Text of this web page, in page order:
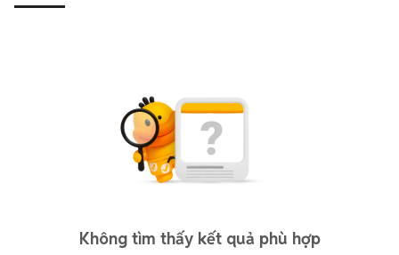
Không tìm thấy kết quả phù hợp